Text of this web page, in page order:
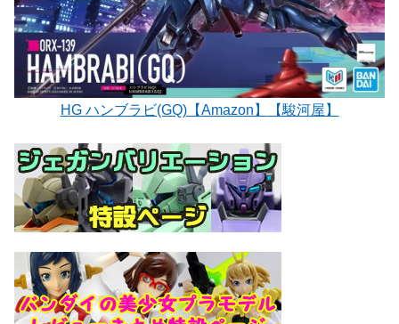
HG ハンブラビ(GQ)【Amazon】 【駿河屋】